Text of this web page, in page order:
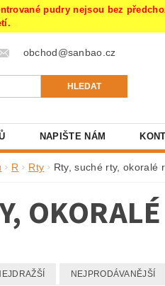
pudry nejsou bez
obchod@sanbao.cz
NAPIŠTE NÁM
R Rty Rty, suché rty, okoralé
NEJPRODÁVANĚJŠÍ